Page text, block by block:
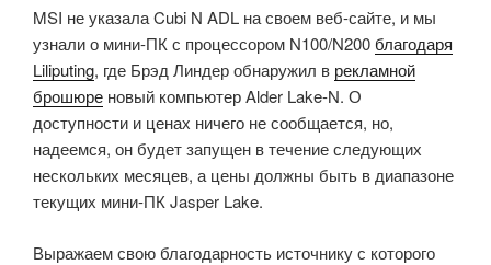
MSI не указала Cubi N ADL на своем веб-сайте, и мы
узнали о мини-ПК с процессором N100/N200благодаря
Liliputing, где Брэд Линдер обнаружил в рекламной
брошюре новый компьютер Alder Lake-N. О
доступности и ценах ничего не сообщается, но,
надеемся, он будет запущен в течение следующих
нескольких месяцев, а цены должны быть в диапазоне
текущих мини-ПК Jasper Lake.
Выражаем свою благодарность источнику с которого